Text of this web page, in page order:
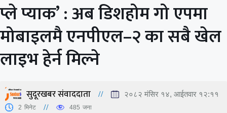
प्ले प्याक’ : अब डिशहोम गो एपमा
मोबाइलमै एनपीएल–२ का सबै खेल
लाइभ हेर्न मिल्ने
सुदूरखबर संवाददाता २०८२ मंसिर १४, आईतवार १२:११
2 मिनेट 485 जना